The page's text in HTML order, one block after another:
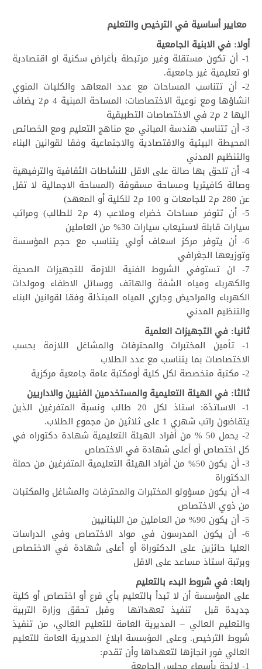
معايير أساسية في الترخيص والتعليم
أولا: في الابنية الجامعية
1- أن تكون مستقلة وغير مرتبطة بأغراض سكنية او اقتصادية
او تعليمية غير جامعية.
2- أن تتناسب المساحات مع عدد المعاهد والكليات المنوي
انشاؤها ومع نوعية الاختصاصات: المساحة المبنية 4 م2 يضاف
اليها 2 م2 في الاختصاصات التطبيقية
3- أن تتناسب هندسة المباني مع مناهج التعليم ومع الخصائص
المحيطة البيئية والاقتصادية والاجتماعية وفقا لقوانين البناء
والتنظيم المدني
4- أن تلحق بها صالة على الاقل للنشاطات الثقافية والترفيهية
وصالة كافيتريا ومساحة مسقوفة (المساحة الاجمالية لا تقل
عن 280 م2 للجامعات و 100 م2 للكلية أو المعهد)
5- أن تتوفر مساحات خضراء وملاعب (4 م2 للطالب) ومرائب
سيارات قابلة لاستيعاب سيارات 30% من العاملين
6- أن يتوفر مركز اسعاف أولي يتناسب مع حجم المؤسسة
وتوزيعها الجغرافي
7- ان تستوفي الشروط الفنية اللازمة للتجهيزات الصحية
والكهرباء ومياه الشفة والهاتف ووسائل الاطفاء ومولدات
الكهرباء والمراحيض وجاري المياه المبتذلة وفقا لقوانين البناء
والتنظيم المدني
ثانيا: في التجهيزات العلمية
1- تأمين المختبرات والمحترفات والمشاغل اللازمة بحسب
الاختصاصات بما يتناسب مع عدد الطلاب
ثالثا: في الهيئة التعليمية والمستخدمين الفنيين والاداريين
1- الاساتذة: استاذ لكل 20 طالب ونسبة المتفرغين الذين
يتقاضون راتب شهري 1 على ثلاثين من مجموع الطلاب.
2- يحمل 50 % من أفراد الهيئة التعليمية شهادة دكتوراه في
كل اختصاص أو أعلى شهادة في الاختصاص
3- أن يكون 50% من أفراد الهيئة التعليمية المتفرغين من حملة
الدكتوراة
4- أن يكون مسؤولو المختبرات والمحترفات والمشاغل والمكتبات
من ذوي الاختصاص
6- أن يكون المدرسون في مواد الاختصاص وفي الدراسات
العليا حائزين على الدكتوراة أو أعلى شهادة في الاختصاص
وبرتبة استاذ مساعد على الاقل
رابعا: في شروط البدء بالتعليم
على المؤسسة أن لا تبدأ بالتعليم بأي فرع أو اختصاص أو كلية
جديدة قبل تنفيذ تعهداتها وقبل تحقق وزارة التربية
والتعليم العالي – المديرية العامة للتعليم العالي، من تنفيذ
شروط الترخيص. وعلى المؤسسة ابلاغ المديرية العامة للتعليم
العالي فور انجازها لتعهداها وأن تقدم: